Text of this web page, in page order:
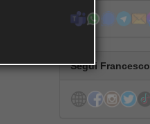
Segui Francesco